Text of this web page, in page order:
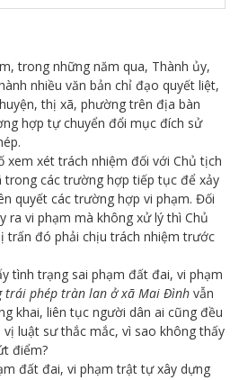
trong những năm qua, Thành ủy,
nhiều văn bản chỉ đạo quyết liệt,
thị xã, phường trên địa bàn
hợp tự chuyển đổi mục đích sử
xem xét trách nhiệm đối với Chủ tịch
trong các trường hợp tiếp tục để xảy
quyết các trường hợp vi phạm. Đối
ra vi phạm mà không xử lý thì Chủ
trấn đó phải chịu trách nhiệm trước
tình trạng sai phạm đất đai, vi phạm
trái phép tràn lan ở xã Mai Đình vẫn
khai, liên tục người dân ai cũng đều
luật sư thắc mắc, vì sao không thấy
điểm?
đất đai, vi phạm trật tự xây dựng